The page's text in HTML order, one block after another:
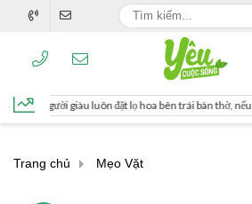
bên trái bàn thờ, nếu đặt bên phải thì sao?
Trang chủ Mẹo Vặt